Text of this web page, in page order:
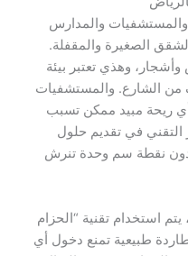
والمستشفيات والمدارس
الصغيرة والمقفلة.
وأشجار، وهذي تعتبر بيئة
الشارع. والمستشفيات
ريحة مبيد ممكن تسبب
التقني في تقديم حلول
نقطة سم وحدة تنرش
استخدام تقنية “الحزام
طبيعية تمنع دخول أي